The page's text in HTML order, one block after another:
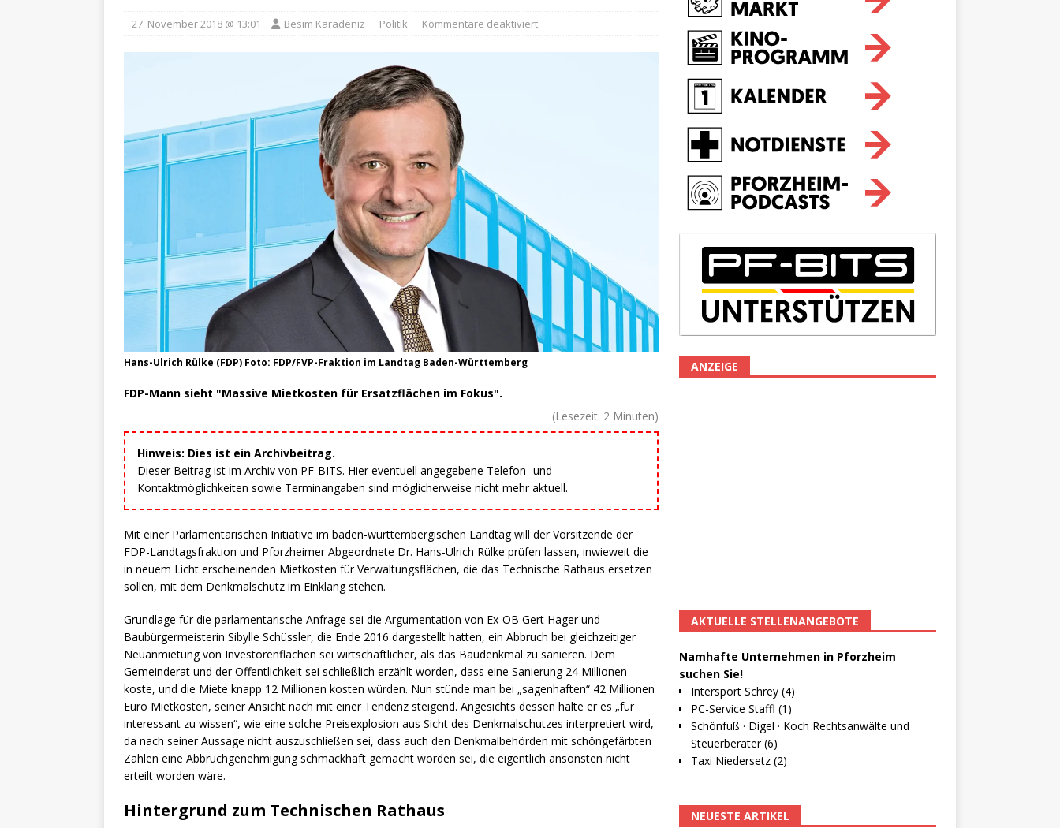
27. November 2018 @ 13:01 Besim Karadeniz Politik Kommentare deaktiviert
Hans-Ulrich Rülke (FDP) Foto: FDP/FVP-Fraktion im Landtag Baden-Württemberg
FDP-Mann sieht "Massive Mietkosten für Ersatzflächen im Fokus".
(Lesezeit: 2 Minuten)
Hinweis: Dies ist ein Archivbeitrag.
Dieser Beitrag ist im Archiv von PF-BITS. Hier eventuell angegebene Telefon- und
Kontaktmöglichkeiten sowie Terminangaben sind möglicherweise nicht mehr aktuell.
Mit einer Parlamentarischen Initiative im baden-württembergischen Landtag will der Vorsitzende der
FDP-Landtagsfraktion und Pforzheimer Abgeordnete Dr. Hans-Ulrich Rülke prüfen lassen, inwieweit die
in neuem Licht erscheinenden Mietkosten für Verwaltungsflächen, die das Technische Rathaus ersetzen
sollen, mit dem Denkmalschutz im Einklang stehen.
Grundlage für die parlamentarische Anfrage sei die Argumentation von Ex-OB Gert Hager und
Baubürgermeisterin Sibylle Schüssler, die Ende 2016 dargestellt hatten, ein Abbruch bei gleichzeitiger
Neuanmietung von Investorenflächen sei wirtschaftlicher, als das Baudenkmal zu sanieren. Dem
Gemeinderat und der Öffentlichkeit sei schließlich erzählt worden, dass eine Sanierung 24 Millionen
koste, und die Miete knapp 12 Millionen kosten würden. Nun stünde man bei „sagenhaften“ 42 Millionen
Euro Mietkosten, seiner Ansicht nach mit einer Tendenz steigend. Angesichts dessen halte er es „für
interessant zu wissen“, wie eine solche Preisexplosion aus Sicht des Denkmalschutzes interpretiert wird,
da nach seiner Aussage nicht auszuschließen sei, dass auch den Denkmalbehörden mit schöngefärbten
Zahlen eine Abbruchgenehmigung schmackhaft gemacht worden sei, die eigentlich ansonsten nicht
erteilt worden wäre.
Hintergrund zum Technischen Rathaus
ANZEIGE
AKTUELLE STELLENANGEBOTE
Namhafte Unternehmen in Pforzheim
suchen Sie!
Intersport Schrey (4)
PC-Service Staffl (1)
Schönfuß · Digel · Koch Rechtsanwälte und
Steuerberater (6)
Taxi Niedersetz (2)
NEUESTE ARTIKEL